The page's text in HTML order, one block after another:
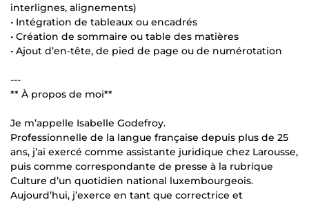
interlignes, alignements)
• Intégration de tableaux ou encadrés
• Création de sommaire ou table des matières
• Ajout d’en-tête, de pied de page ou de numérotation
---
** À propos de moi**
Je m’appelle Isabelle Godefroy.
Professionnelle de la langue française depuis plus de 25
ans, j’ai exercé comme assistante juridique chez Larousse,
puis comme correspondante de presse à la rubrique
Culture d’un quotidien national luxembourgeois.
Aujourd’hui, j’exerce en tant que correctrice et